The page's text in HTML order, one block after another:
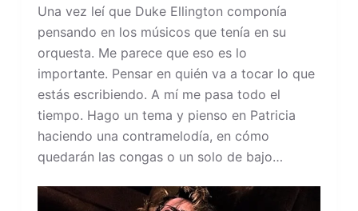
Una vez leí que Duke Ellington componía
pensando en los músicos que tenía en su
orquesta. Me parece que eso es lo
importante. Pensar en quién va a tocar lo que
estás escribiendo. A mí me pasa todo el
tiempo. Hago un tema y pienso en Patricia
haciendo una contramelodía, en cómo
quedarán las congas o un solo de bajo…